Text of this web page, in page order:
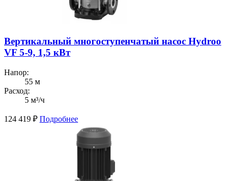
Вертикальный многоступенчатый насос Hydroo
VF 5-9, 1,5 кВт
Напор:
55 м
Расход:
5 м³/ч
124 419 ₽ Подробнее